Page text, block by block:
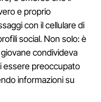
e proprio
con il cellulare di
social. Non solo: è
condivideva
essere preoccupato
informazioni su